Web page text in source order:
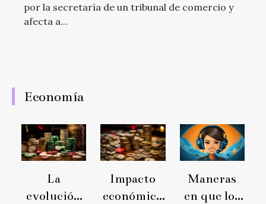
por la secretaría de un tribunal de comercio y
afecta a...
Economía
La
evolución
Impacto
económico
Maneras
en que los